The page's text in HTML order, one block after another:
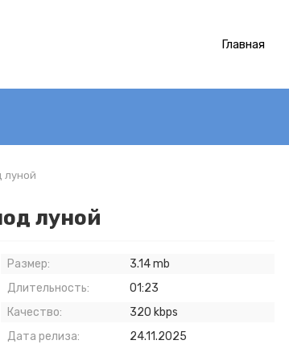
Главная
луной
луной
Размер:
3.14 mb
Длительность:
01:23
Качество:
320 kbps
Дата релиза:
24.11.2025